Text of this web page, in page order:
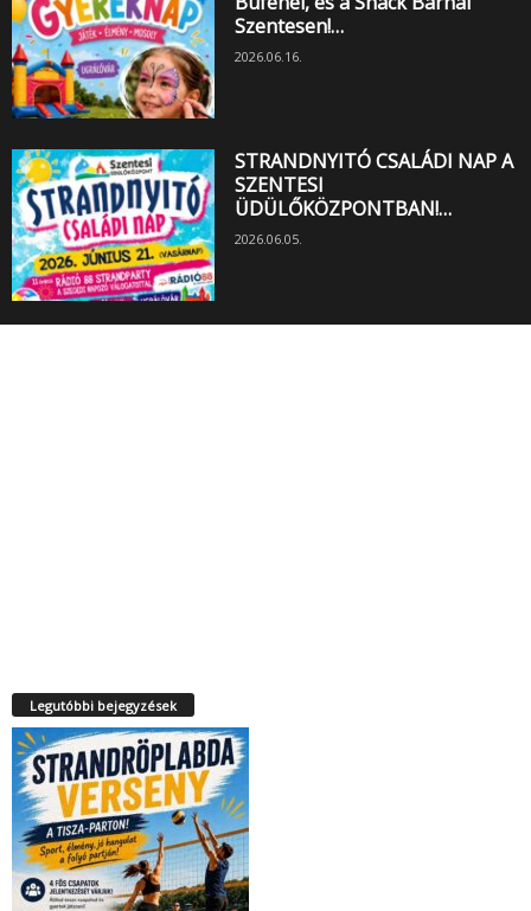
Szentesen!…
2026.06.16.
STRANDNYITÓ CSALÁDI NAP A
SZENTESI
ÜDÜLŐKÖZPONTBAN!…
2026.06.05.
Legutóbbi bejegyzések